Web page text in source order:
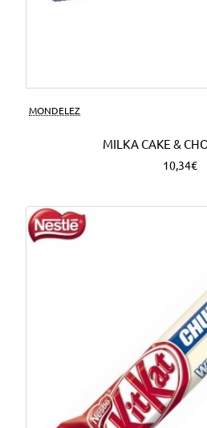
MONDELEZ
MILKA CAKE &
10,34€